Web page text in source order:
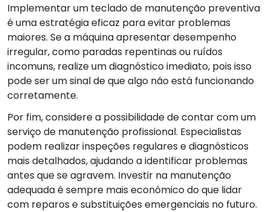
Implementar um teclado de manutenção preventiva
é uma estratégia eficaz para evitar problemas
maiores. Se a máquina apresentar desempenho
irregular, como paradas repentinas ou ruídos
incomuns, realize um diagnóstico imediato, pois isso
pode ser um sinal de que algo não está funcionando
corretamente.
Por fim, considere a possibilidade de contar com um
serviço de manutenção profissional. Especialistas
podem realizar inspeções regulares e diagnósticos
mais detalhados, ajudando a identificar problemas
antes que se agravem. Investir na manutenção
adequada é sempre mais econômico do que lidar
com reparos e substituições emergenciais no futuro.